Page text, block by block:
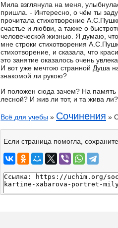
Мила взглянула на меня,
пришла. - Интересно, о чём ты
прочитала стихотворение
счастье и любви, а также о
человеческой жизнью. Я думаю,
мне строки стихотворения
стихотворение, и сказала, что
это занятие оказалось очень
И вот уже мечтою странной Душа
знакомой ли рукою?
И положен сюда зачем? На память
лесной? И жив ли тот, и та жива
Всё для учебы » Сочинения »
Если страница помогла,